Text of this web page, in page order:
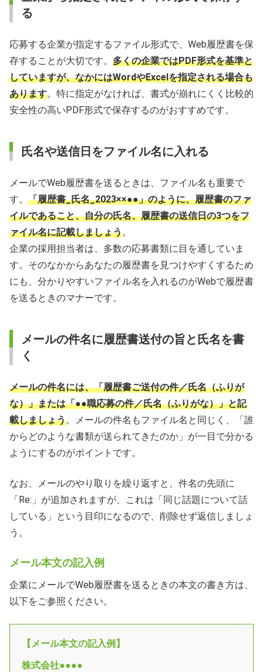
る
応募する企業が指定するファイル形式で、Web履歴書を保
存することが大切です。 多くの企業ではPDF形式を基準と
していますが、なかにはWordやExcelを指定される場合も
あります。特に指定がなければ、書式が崩れにくく比較的
安全性の高いPDF形式で保存するのがおすすめです。
氏名や送信日をファイル名に入れる
メールでWeb履歴書を送るときは、ファイル名も重要で
す。 「履歴書_氏名_2023××●●」のように、履歴書のファ
イルであること、自分の氏名、履歴書の送信日の3つをフ
ァイル名に記載しましょう。
企業の採用担当者は、多数の応募書類に目を通していま
す。そのなかからあなたの履歴書を見つけやすくするため
にも、分かりやすいファイル名を入れるのがWebで履歴書
を送るときのマナーです。
メールの件名に履歴書送付の旨と氏名を書
く
メールの件名には、「履歴書ご送付の件／氏名（ふりが
な）」または「●●職応募の件／氏名（ふりがな）」と記
載しましょう。メールの件名もファイル名と同じく、「誰
からどのような書類が送られてきたのか」が一目で分かる
ようにするのがポイントです。
なお、メールのやり取りを繰り返すと、件名の先頭に
「Re:」が追加されますが、これは「同じ話題について話
している」という目印になるので、削除せず返信しましょ
う。
メール本文の記入例
企業にメールでWeb履歴書を送るときの本文の書き方は、
以下をご参照ください。
【メール本文の記入例】
株式会社●●●●